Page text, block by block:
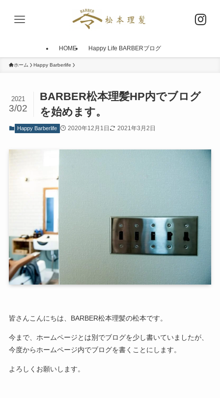
HOME Happy Life BARBERブログ
ホーム Happy Barberlife
BARBER松本理髪HP内でブログ
を始めます。
2021
3/02
Happy Barberlife 2020年12月1日 2021年3月2日
皆さんこんにちは、BARBER松本理髪の松本です。
今まで、ホームページとは別でブログを少し書いていましたが、
今度からホームページ内でブログを書くことにします。
よろしくお願いします。